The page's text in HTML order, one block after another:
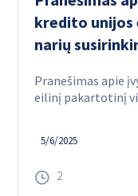
kredito
narių
Pranešimas apie
eilinį pakartotinį
5/6/2025
2